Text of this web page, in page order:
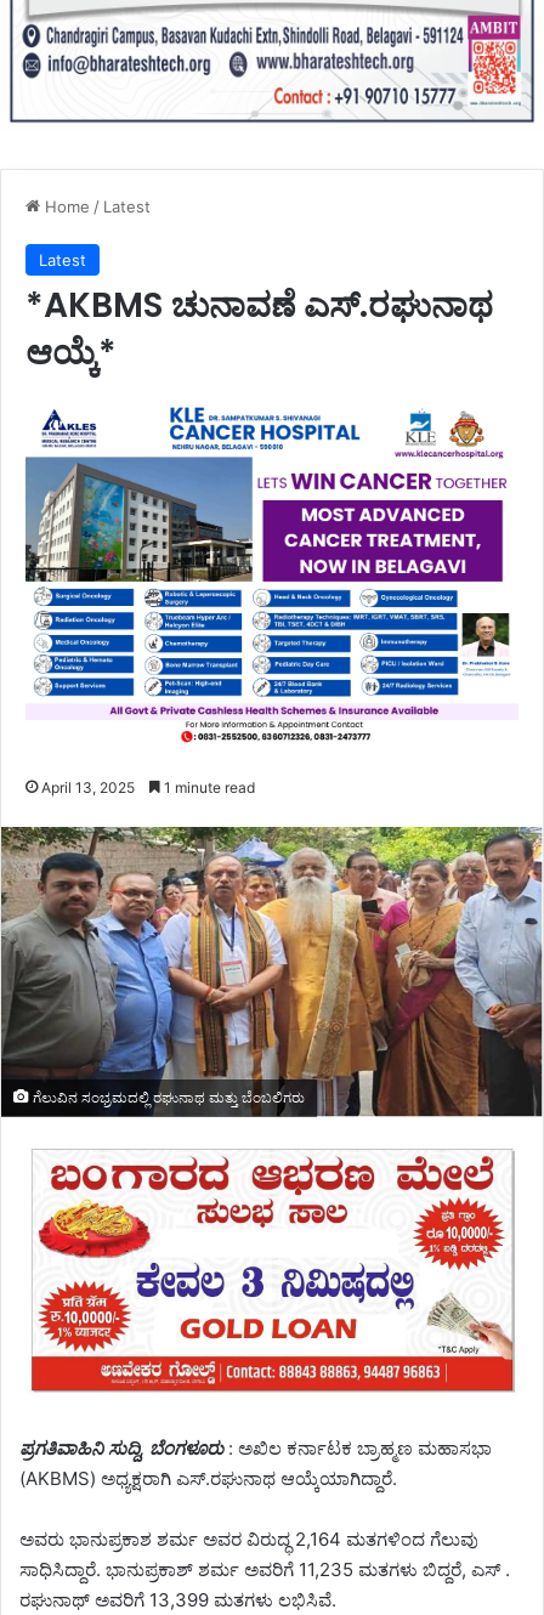
Home / Latest
Latest
*AKBMS ಚುನಾವಣೆ ಎಸ್.ರಘುನಾಥ
ಆಯ್ಕೆ*
April 13, 2025 1 minute read
ಗೆಲುವಿನ ಸಂಭ್ರಮದಲ್ಲಿ ರಘುನಾಥ ಮತ್ತು ಬೆಂಬಲಿಗರು
ಪ್ರಗತಿವಾಹಿನಿ ಸುದ್ದಿ, ಬೆಂಗಳೂರು : ಅಖಿಲ ಕರ್ನಾಟಕ ಬ್ರಾಹ್ಮಣ ಮಹಾಸಭಾ
(AKBMS) ಅಧ್ಯಕ್ಷರಾಗಿ ಎಸ್.ರಘುನಾಥ ಆಯ್ಕೆಯಾಗಿದ್ದಾರೆ.
ಅವರು ಭಾನುಪ್ರಕಾಶ ಶರ್ಮ ಅವರ ವಿರುದ್ಧ 2,164 ಮತಗಳಿಂದ ಗೆಲುವು
ಸಾಧಿಸಿದ್ದಾರೆ. ಭಾನುಪ್ರಕಾಶ್ ಶರ್ಮ ಅವರಿಗೆ 11,235 ಮತಗಳು ಬಿದ್ದರೆ, ಎಸ್ .
ರಘುನಾಥ್ ಅವರಿಗೆ 13,399 ಮತಗಳು ಲಭಿಸಿವೆ.